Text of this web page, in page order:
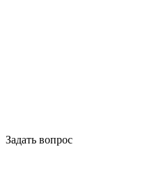
Задать вопрос